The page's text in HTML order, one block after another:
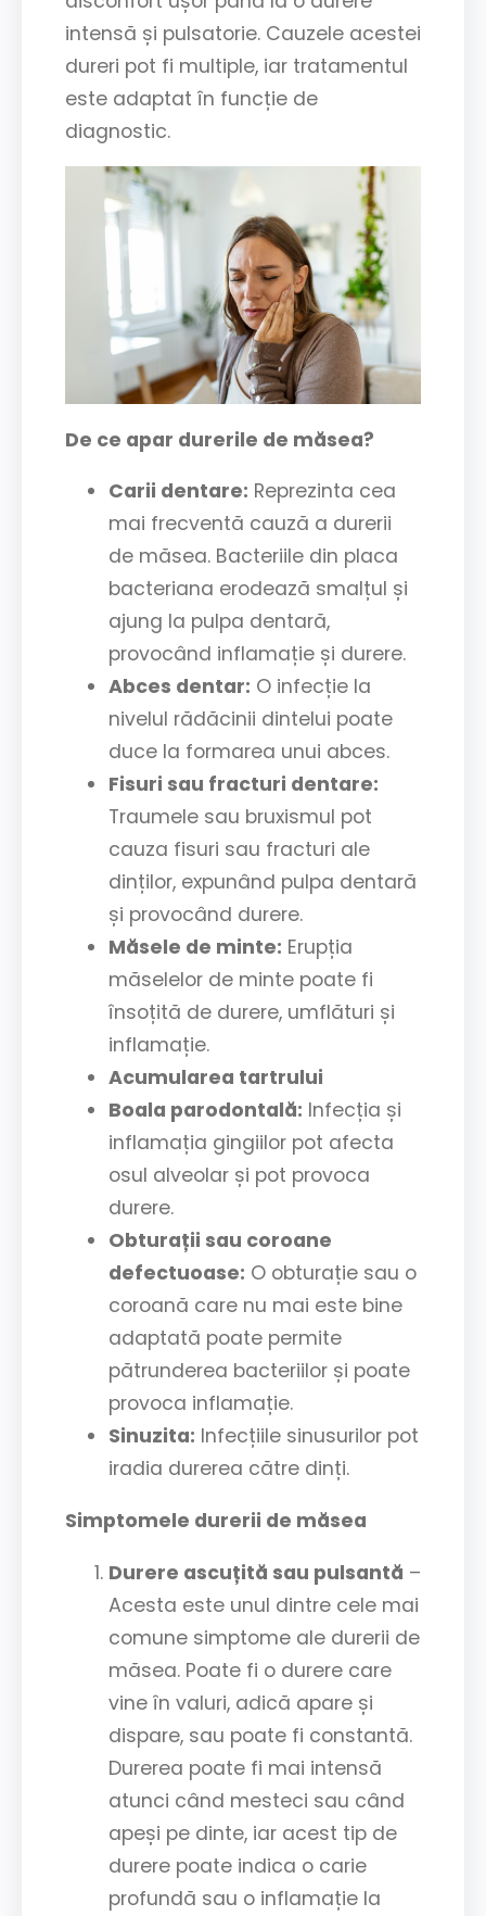
intensă și pulsatorie. Cauzele acestei
dureri pot fi multiple, iar tratamentul
este adaptat în funcție de
diagnostic.
De ce apar durerile de măsea?
Carii dentare: Reprezinta cea
mai frecventă cauză a durerii
de măsea. Bacteriile din placa
bacteriana erodează smalțul și
ajung la pulpa dentară,
provocând inflamație și durere.
Abces dentar: O infecție la
nivelul rădăcinii dintelui poate
duce la formarea unui abces.
Fisuri sau fracturi dentare:
Traumele sau bruxismul pot
cauza fisuri sau fracturi ale
dinților, expunând pulpa dentară
și provocând durere.
Măsele de minte: Erupția
măselelor de minte poate fi
însoțită de durere, umflături și
inflamație.
Acumularea tartrului
Boala parodontală: Infecția și
inflamația gingiilor pot afecta
osul alveolar și pot provoca
durere.
Obturații sau coroane
defectuoase: O obturație sau o
coroană care nu mai este bine
adaptată poate permite
pătrunderea bacteriilor și poate
provoca inflamație.
Sinuzita: Infecțiile sinusurilor pot
iradia durerea către dinți.
Simptomele durerii de măsea
Durere ascuțită sau pulsantă –
Acesta este unul dintre cele mai
comune simptome ale durerii de
măsea. Poate fi o durere care
vine în valuri, adică apare și
dispare, sau poate fi constantă.
Durerea poate fi mai intensă
atunci când mesteci sau când
apeși pe dinte, iar acest tip de
durere poate indica o carie
profundă sau o inflamație la